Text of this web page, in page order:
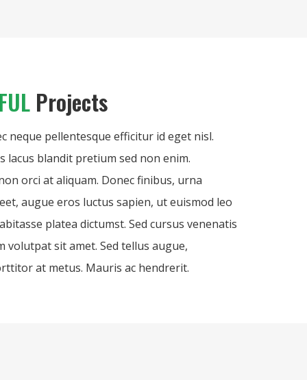
Projects
neque pellentesque efficitur id eget nisl.
lacus blandit pretium sed non enim.
orci at aliquam. Donec finibus, urna
augue eros luctus sapien, ut euismod leo
platea dictumst. Sed cursus venenatis
volutpat sit amet. Sed tellus augue,
at metus. Mauris ac hendrerit.